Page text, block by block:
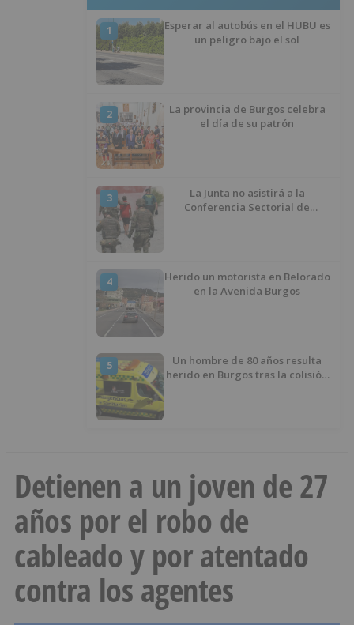
1
Esperar al autobús en el HUBU es
un peligro bajo el sol
2
La provincia de Burgos celebra
el día de su patrón
3
La Junta no asistirá a la
Conferencia Sectorial de
4
Herido un motorista en Belorado
en la Avenida Burgos
5
Un hombre de 80 años resulta
herido en Burgos tras la colisión
Detienen a un joven de 27
años por el robo de
cableado y por atentado
contra los agentes